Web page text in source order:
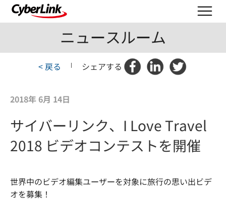
ニュースルーム
< 戻る | シェアする
2018年 6月 14日
サイバーリンク、I Love Travel
2018 ビデオコンテストを開催
世界中のビデオ編集ユーザーを対象に旅行の思い出ビデ
オを募集！